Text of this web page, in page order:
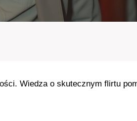
Wiedza o skutecznym flirtu